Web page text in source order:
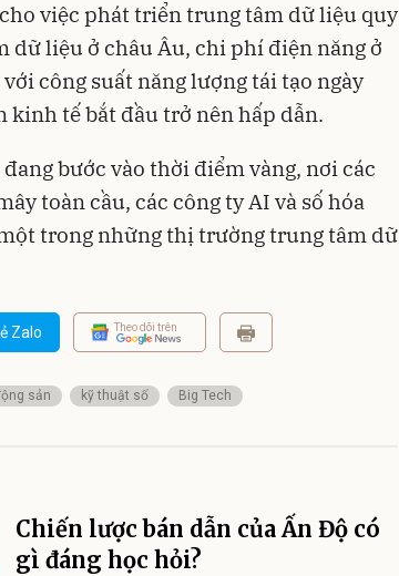
việc phát triển trung tâm dữ liệu quy
dữ liệu ở châu Âu, chi phí điện năng ở
công suất năng lượng tái tạo ngày
kinh tế bắt đầu trở nên hấp dẫn.
bước vào thời điểm vàng, nơi các
toàn cầu, các công ty AI và số hóa
trong những thị trường trung tâm dữ
Zalo Theo dõi trên
sản kỹ thuật số Big Tech
Chiến lược bán dẫn của Ấn Độ có
gì đáng học hỏi?